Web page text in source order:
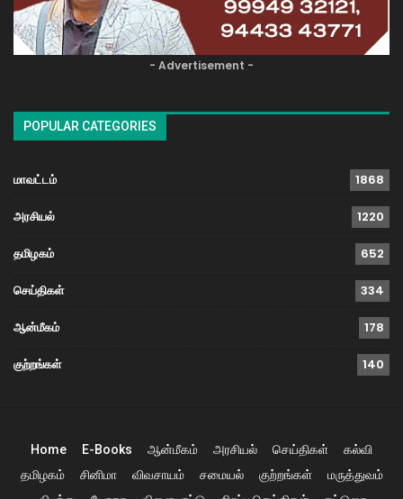
- Advertisement -
POPULAR CATEGORIES
மாவட்டம் 1868
அரசியல் 1220
தமிழகம் 652
செய்திகள் 334
ஆன்மீகம் 178
குற்றங்கள் 140
Home E-Books ஆன்மீகம் அரசியல் செய்திகள்
கல்வி
தமிழகம்
சினிமா விவசாயம் சமையல் குற்றங்கள்
மருத்துவம்